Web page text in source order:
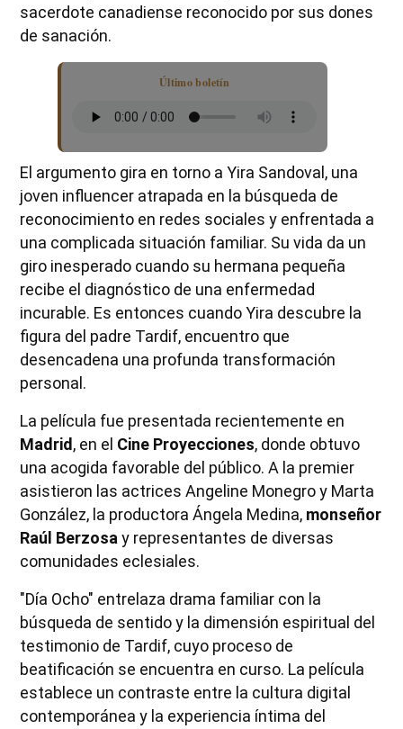
sacerdote canadiense reconocido por sus dones
de sanación.
Último boletín
El argumento gira en torno a Yira Sandoval, una
joven influencer atrapada en la búsqueda de
reconocimiento en redes sociales y enfrentada a
una complicada situación familiar. Su vida da un
giro inesperado cuando su hermana pequeña
recibe el diagnóstico de una enfermedad
incurable. Es entonces cuando Yira descubre la
figura del padre Tardif, encuentro que
desencadena una profunda transformación
personal.
La película fue presentada recientemente en
Madrid , en el Cine Proyecciones, donde obtuvo
una acogida favorable del público. A la premier
asistieron las actrices Angeline Monegro y Marta
González, la productora Ángela Medina, monseñor
Raúl Berzosa y representantes de diversas
comunidades eclesiales.
"Día Ocho" entrelaza drama familiar con la
búsqueda de sentido y la dimensión espiritual del
testimonio de Tardif, cuyo proceso de
beatificación se encuentra en curso. La película
establece un contraste entre la cultura digital
contemporánea y la experiencia íntima del